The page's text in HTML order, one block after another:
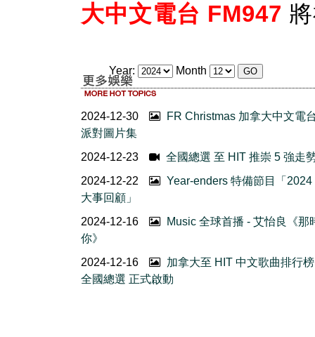
大中文電台 FM947
Year: Month
2024-12-30
FR Christmas 加拿大中文電
派對圖片集
2024-12-23
全國總選 至 HIT 推崇 5 強走
2024-12-22
Year-enders 特備節目「2024
大事回顧」
2024-12-16
Music 全球首播 - 艾怡良《那
你》
2024-12-16
加拿大至 HIT 中文歌曲排行
全國總選 正式啟動